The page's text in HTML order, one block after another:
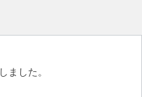
ました。